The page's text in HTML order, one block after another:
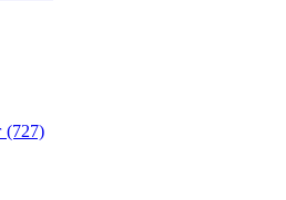
(727)